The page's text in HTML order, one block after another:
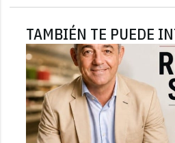
TAMBIÉN TE PUEDE